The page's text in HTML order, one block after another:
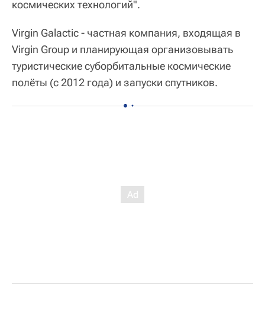
космических технологий".
Virgin Galactic - частная компания, входящая в
Virgin Group и планирующая организовывать
туристические суборбитальные космические
полёты (с 2012 года) и запуски спутников.